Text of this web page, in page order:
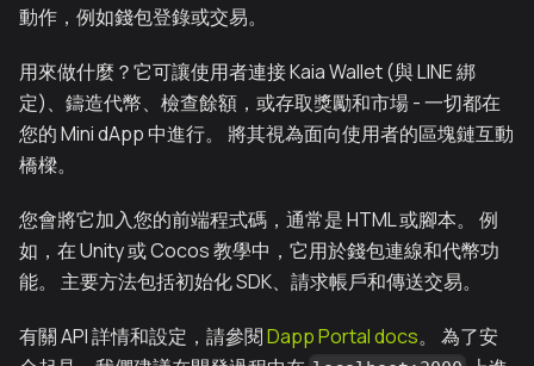
動作，例如錢包登錄或交易。
用來做什麼？它可讓使用者連接 Kaia Wallet (與 LINE 綁
定)、鑄造代幣、檢查餘額，或存取獎勵和市場 - 一切都在
您的 Mini dApp 中進行。 將其視為面向使用者的區塊鏈互動
橋樑。
您會將它加入您的前端程式碼，通常是 HTML 或腳本。 例
如，在 Unity 或 Cocos 教學中，它用於錢包連線和代幣功
能。 主要方法包括初始化 SDK、請求帳戶和傳送交易。
有關 API 詳情和設定，請參閱Dapp Portal docs。 為了安